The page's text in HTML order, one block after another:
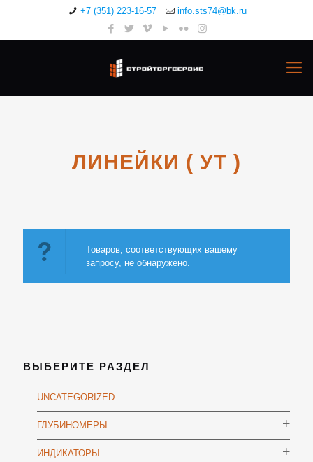
+7 (351) 223-16-57 info.sts74@bk.ru
ЛИНЕЙКИ ( УТ )
Товаров, соответствующих вашему
запросу, не обнаружено.
ВЫБЕРИТЕ РАЗДЕЛ
UNCATEGORIZED
ГЛУБИНОМЕРЫ
ИНДИКАТОРЫ